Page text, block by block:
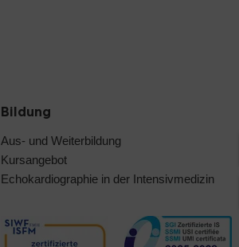
Bildung
Aus- und Weiterbildung
Kursangebot
Echokardiographie in der Intensivmedizin